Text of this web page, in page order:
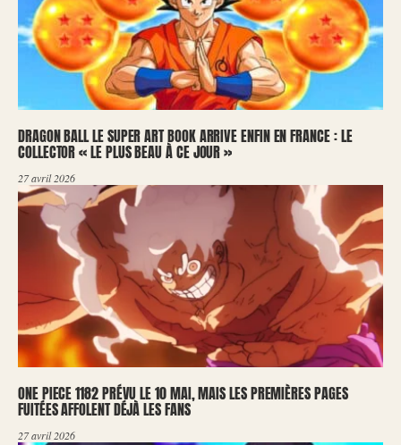
DRAGON BALL LE SUPER ART BOOK ARRIVE ENFIN EN FRANCE : LE
COLLECTOR « LE PLUS BEAU À CE JOUR »
27 avril 2026
ONE PIECE 1182 PRÉVU LE 10 MAI, MAIS LES PREMIÈRES PAGES
FUITÉES AFFOLENT DÉJÀ LES FANS
27 avril 2026